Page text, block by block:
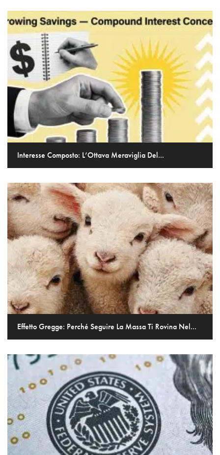
Interesse Composto: L’Ottava Meraviglia Del...
Effetto Gregge: Perché Seguire La Massa Ti Rovina Nel...